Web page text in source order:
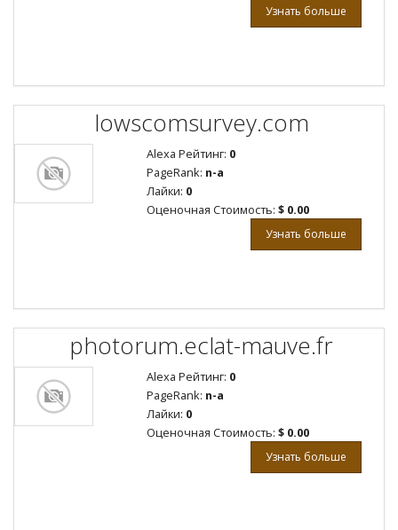
Узнать больше
lowscomsurvey.com
Alexa Рейтинг: 0
PageRank: n-a
Лайки: 0
Оценочная Стоимость: $ 0.00
Узнать больше
photorum.eclat-mauve.fr
Alexa Рейтинг: 0
PageRank: n-a
Лайки: 0
Оценочная Стоимость: $ 0.00
Узнать больше